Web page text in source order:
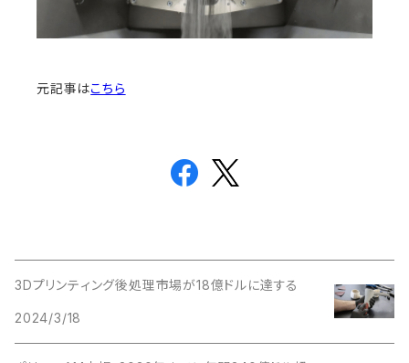
元記事はこちら
3Dプリンティング後処理市場が18億ドルに達する
2024/3/18